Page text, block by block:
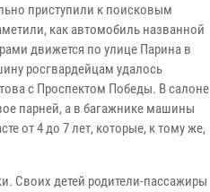
приступили к поисковым
как автомобиль названной
движется по улице Парина в
росгвардейцам удалось
с Проспектом Победы. В салоне
парней, а в багажнике машины
от 4 до 7 лет, которые, к тому же,
Своих детей родители-пассажиры